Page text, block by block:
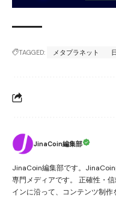
TAGGED: メタプラネット
JinaCoin編集部
JinaCoin編集部です。
専門メディアです。 正確性・
インに沿って、コンテンツ制